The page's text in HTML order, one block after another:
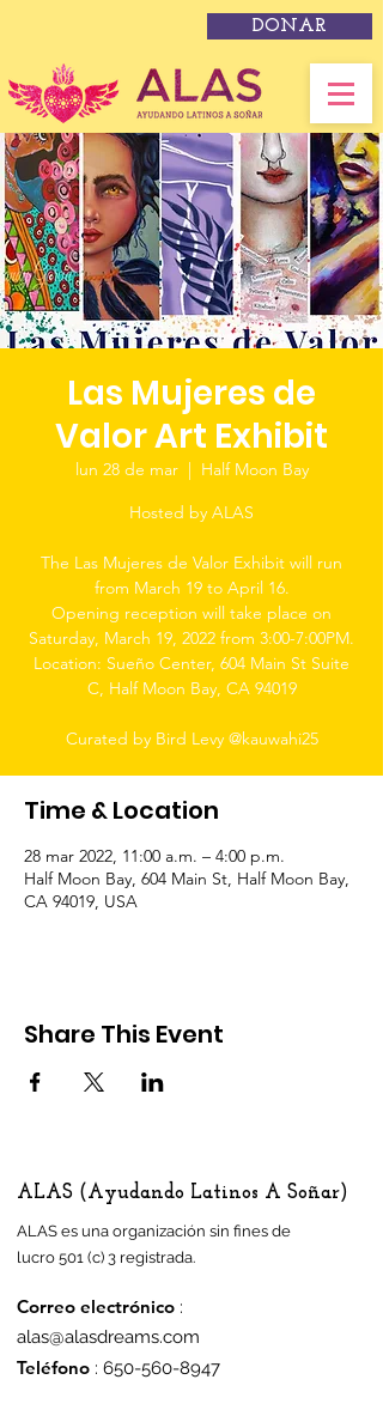
DONAR
Las Mujeres de
Valor Art Exhibit
lun 28 de mar
  |
Half Moon Bay
Hosted by ALAS
The Las Mujeres de Valor Exhibit will run
from March 19 to April 16.
Opening reception will take place on
Saturday, March 19, 2022 from 3:00-7:00PM.
Location: Sueño Center, 604 Main St Suite
C, Half Moon Bay, CA 94019
Curated by Bird Levy @kauwahi25
Time & Location
28 mar 2022, 11:00 a.m. – 4:00 p.m.
Half Moon Bay, 604 Main St, Half Moon Bay,
CA 94019, USA
Share This Event
ALAS (Ayudando Latinos A Soñar)
ALAS es una organización sin fines de
lucro 501 (c) 3 registrada.
Correo electrónico :
alas@alasdreams.com
Teléfono : 650-560-8947